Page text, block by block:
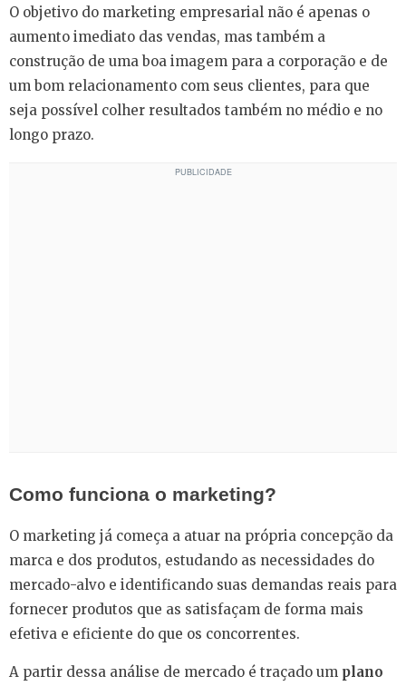
O objetivo do marketing empresarial não é apenas o
aumento imediato das vendas, mas também a
construção de uma boa imagem para a corporação e de
um bom relacionamento com seus clientes, para que
seja possível colher resultados também no médio e no
longo prazo.
Como funciona o marketing?
O marketing já começa a atuar na própria concepção da
marca e dos produtos, estudando as necessidades do
mercado-alvo e identificando suas demandas reais para
fornecer produtos que as satisfaçam de forma mais
efetiva e eficiente do que os concorrentes.
A partir dessa análise de mercado é traçado um plano